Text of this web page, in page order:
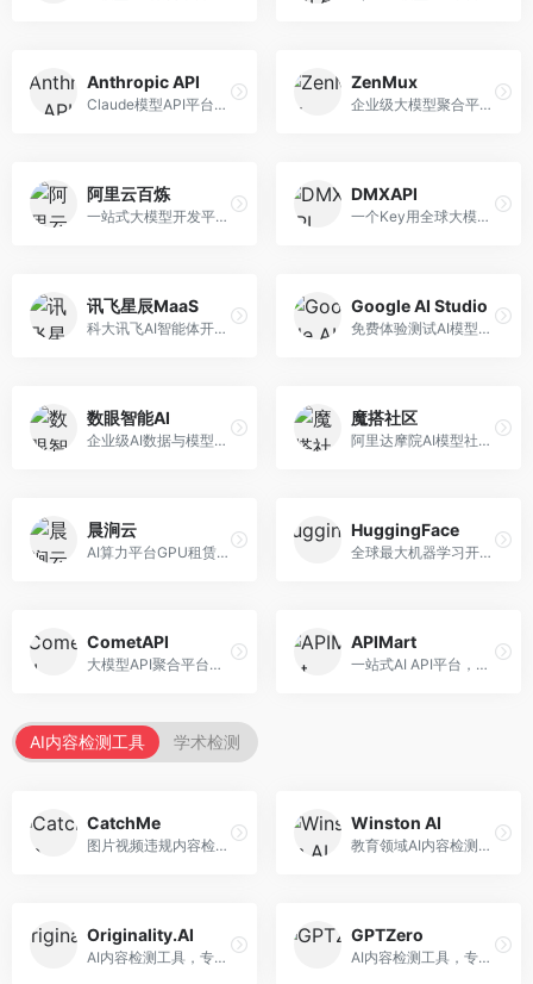
Anthropic API
Claude模型API平台，专注于安全可靠的AI服务。面向开发者，提供Claude系列模型API、安全特性、企业级服务等，API质量高。
ZenMux
企业级大模型聚合平台，专注于企业AI服务。面向企业用户，提供多模型管理、安全合规、成本优化等服务，企业级功能完善。
阿里云百炼
一站式大模型开发平台，深度整合阿里云服务。面向企业开发者和AI团队，提供模型训练、微调、部署、应用开发等全流程服务，企业级功能完善。
DMXAPI
一个Key用全球大模型的聚合平台。面向开发者，提供多模型统一API、简化接入、成本控制等服务，接入便捷。
讯飞星辰MaaS
科大讯飞AI智能体开发平台，专注于企业级模型服务。面向企业用户，提供模型调用、智能体创建、行业解决方案等服务，中文能力突出。
Google AI Studio
免费体验测试AI模型的平台，深度整合Google生态。面向开发者和研究者，提供Gemini模型体验、API密钥管理、提示词测试等服务，免费使用。
数眼智能AI
企业级AI数据与模型服务平台，专注于数据驱动AI。面向企业用户，提供数据管理、模型训练、部署服务等，数据治理能力强。
魔搭社区
阿里达摩院AI模型社区，专注于中文AI生态。面向中文开发者，提供开源模型、数据集、开发工具等资源，中文模型丰富。
晨涧云
AI算力平台GPU租赁服务，专注于弹性算力。面向开发者和研究者，提供GPU租赁、弹性调度、成本优化等服务，算力灵活。
HuggingFace
全球最大机器学习开源社区，整合模型库与开发工具。面向AI研究者和开发者，提供开源模型、数据集、开发工具等资源，开源生态最完善。
CometAPI
大模型API聚合平台，整合多种AI模型服务。面向开发者，提供统一接口、模型切换、监控分析等服务，API管理便捷。
APIMart
一站式AI API平台，整合多种AI服务。面向开发者，提供模型API、图像处理、语音识别等服务，API种类丰富。
AI内容检测工具 学术检测
CatchMe
图片视频违规内容检测平台，专注于视觉内容安全。面向内容平台，提供图片审核、视频审核、直播监控等服务，视觉检测专业。
Winston AI
教育领域AI内容检测平台，专注于学术诚信。面向教育机构，提供AI内容检测、抄袭检测、报告生成等服务，教育适配性强。
Originality.AI
AI内容检测工具，专注于内容原创性验证。面向内容创作者和出版商，提供AI检测、抄袭检测、批量分析等服务，检测精度高。
GPTZero
AI内容检测工具，专注于AI生成文本识别。面向教育工作者和出版商，提供文本检测、批量分析、API接口等服务，检测准确率高。